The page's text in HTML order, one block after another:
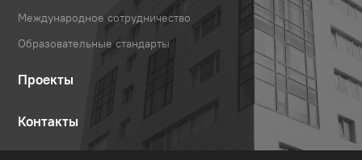
Международное сотрудничество
Образовательные стандарты
Проекты
Контакты